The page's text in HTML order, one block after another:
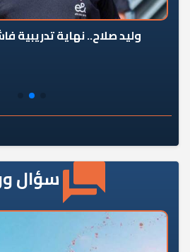
وليد صلاح.. نهاية تدريبية
سؤال